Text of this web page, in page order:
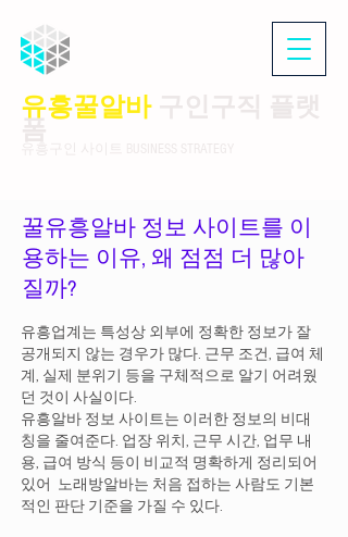
유흥꿀알바구인구직 플랫
꿀유흥알바 정보 사이트를 이
용하는 이유, 왜 점점 더 많아
질까?
유흥업계는 특성상 외부에 정확한 정보가 잘
공개되지 않는 경우가 많다. 근무 조건, 급여 체
계, 실제 분위기 등을 구체적으로 알기 어려웠
던 것이 사실이다.
유흥알바 정보 사이트는 이러한 정보의 비대
칭을 줄여준다. 업장 위치, 근무 시간, 업무 내
용, 급여 방식 등이 비교적 명확하게 정리되어
있어 노래방알바는 처음 접하는 사람도 기본
적인 판단 기준을 가질 수 있다.